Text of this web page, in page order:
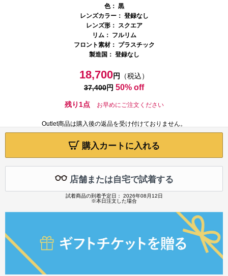
色： 黒
レンズカラー： 登録なし
レンズ形： スクエア
リム： フルリム
フロント素材： プラスチック
製造国： 登録なし
18,700円
（税込）
37,400円 50% off
残り1点 お早めにご注文ください
Outlet商品は購入後の返品を受け付けておりません。
購入カートに入れる
店舗または自宅で試着する
試着商品の到着予定日： 2026年08月12日
※本日注文した場合